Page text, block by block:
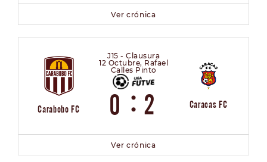
Ver crónica
Carabobo FC
J15 - Clausura
12 Octubre, Rafael
Calles Pinto
0 : 2 Caracas FC
Ver crónica